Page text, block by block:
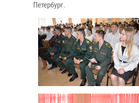
Петербург.